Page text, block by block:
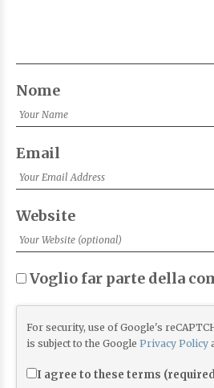
Nome
Email
Website
Voglio far parte della
For security, use of Google's
is subject to the Google Privacy Policy
I agree to these terms